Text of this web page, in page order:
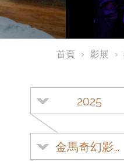
首頁 影展
2025
金馬奇幻影展